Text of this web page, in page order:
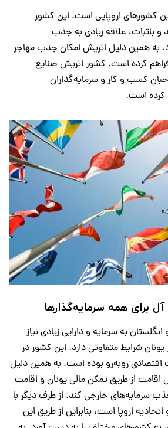
کشورهای اروپایی است. این کشور
و باثبات، علاقه زیادی به جذب
به همین دلیل اتریش امکان جذب مهاجر
فراهم کرده است. کشور اتریش صنایع
کسب و کار و سرمایه‌گذاران
کرده است.
برای همه سرمایه‌گذارها
به سرمایه و دارایی زیادی نیاز
یونان شرایط متفاوتی دارد. این کشور در
اقتصادی روبه‌رو بوده است. به همین دلیل
اقامت از طریقتمکن مالی یونانو اقامت
سرمایه‌های خارجی کند. از طرف دیگر با
اروپا است، بنابراین از طریق این